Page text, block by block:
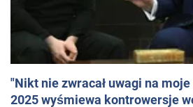
"Nikt nie zwracał uwagi na
2025 wyśmiewa kontrowersje